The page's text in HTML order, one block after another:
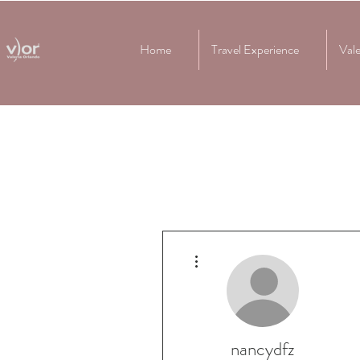
Home Travel Experience
nancydfz